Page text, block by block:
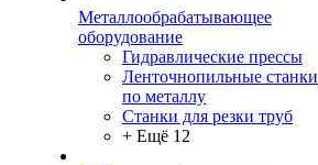
Металлообрабатывающее
оборудование
Гидравлические прессы
Ленточнопильные станки
по металлу
Станки для резки труб
+ Ещё 12